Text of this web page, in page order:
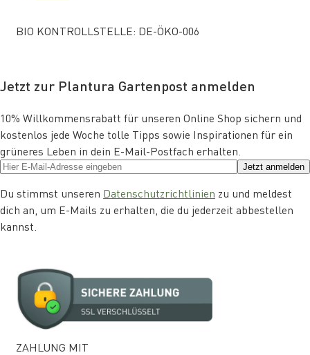
BIO KONTROLLSTELLE: DE-ÖKO-006
Jetzt zur Plantura Gartenpost anmelden
10% Willkommensrabatt für unseren Online Shop sichern und
kostenlos jede Woche tolle Tipps sowie Inspirationen für ein
grüneres Leben in dein E-Mail-Postfach erhalten.
Jetzt anmelden
Du stimmst unseren Datenschutzrichtlinien zu und meldest
dich an, um E-Mails zu erhalten, die du jederzeit abbestellen
kannst.
ZAHLUNG MIT